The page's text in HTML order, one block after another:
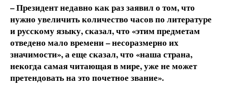
– Президент недавно как раз заявил о том, что
нужно увеличить количество часов по литературе
и русскому языку, сказал, что «этим предметам
отведено мало времени – несоразмерно их
значимости», а еще сказал, что «наша страна,
некогда самая читающая в мире, уже не может
претендовать на это почетное звание».